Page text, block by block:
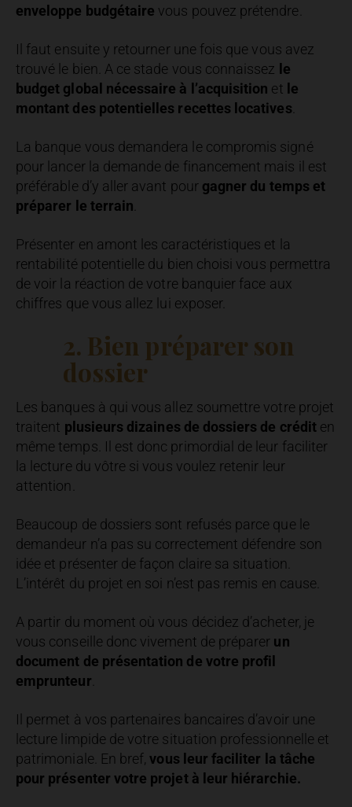
enveloppe budgétaire vous pouvez prétendre.
Il faut ensuite y retourner une fois que vous avez
trouvé le bien. A ce stade vous connaissez le
budget global nécessaire à l’acquisition et le
montant des potentielles recettes locatives
La banque vous demandera le compromis signé
pour lancer la demande de financement mais il est
préférable d’y aller avant pour gagner du temps et
préparer le terrain
Présenter en amont les caractéristiques et la
rentabilité potentielle du bien choisi vous permettra
de voir la réaction de votre banquier face aux
chiffres que vous allez lui exposer.
2. Bien préparer son
dossier
Les banques à qui vous allez soumettre votre projet
traitent plusieurs dizaines de dossiers de créditen
même temps. Il est donc primordial de leur faciliter
la lecture du vôtre si vous voulez retenir leur
attention.
Beaucoup de dossiers sont refusés parce que le
demandeur n’a pas su correctement défendre son
idée et présenter de façon claire sa situation.
L’intérêt du projet en soi n’est pas remis en cause.
A partir du moment où vous décidez d’acheter, je
vous conseille donc vivement de préparer un
document de présentation de votre profil
emprunteur
Il permet à vos partenaires bancaires d’avoir une
lecture limpide de votre situation professionnelle et
patrimoniale. En bref,vous leur faciliter la tâche
pour présenter votre projet à leur hiérarchie.